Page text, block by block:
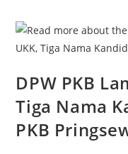
2029
DPW PKB
Tiga Nama
PKB